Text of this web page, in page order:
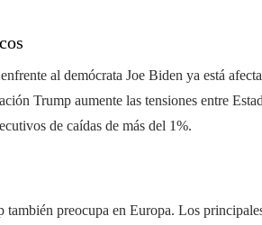
al demócrata Joe Biden ya está
Trump aumente las tensiones entre
de caídas de más del 1%.
preocupa en Europa. Los